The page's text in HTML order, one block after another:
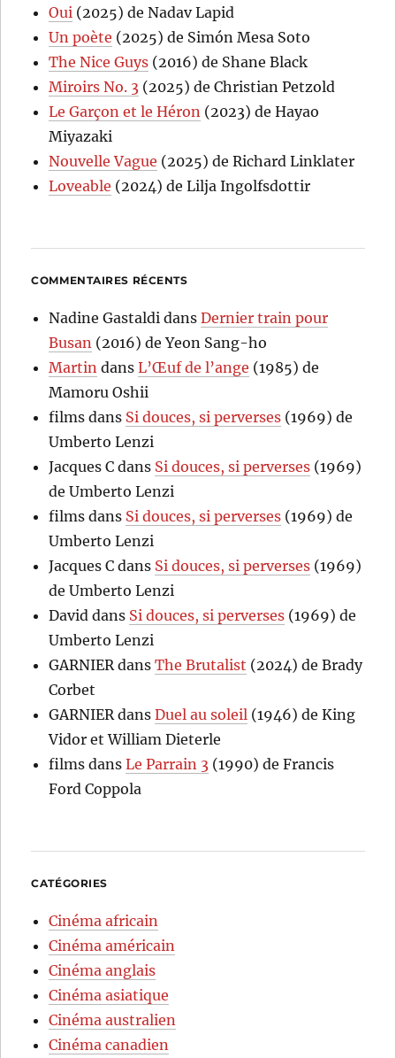
Oui (2025) de Nadav Lapid
Un poète (2025) de Simón Mesa Soto
The Nice Guys (2016) de Shane Black
Miroirs No. 3 (2025) de Christian Petzold
Le Garçon et le Héron (2023) de Hayao
Miyazaki
Nouvelle Vague (2025) de Richard Linklater
Loveable (2024) de Lilja Ingolfsdottir
COMMENTAIRES RÉCENTS
Nadine Gastaldi dansDernier train pour
Busan (2016) de Yeon Sang-ho
Martin dansL’Œuf de l’ange (1985) de
Mamoru Oshii
films dans Si douces, si perverses (1969) de
Umberto Lenzi
Jacques C dans Si douces, si perverses (1969)
de Umberto Lenzi
films dans Si douces, si perverses (1969) de
Umberto Lenzi
Jacques C dans Si douces, si perverses (1969)
de Umberto Lenzi
David dans Si douces, si perverses (1969) de
Umberto Lenzi
GARNIER dansThe Brutalist (2024) de Brady
Corbet
GARNIER dansDuel au soleil (1946) de King
Vidor et William Dieterle
films dansLe Parrain 3 (1990) de Francis
Ford Coppola
CATÉGORIES
Cinéma africain
Cinéma américain
Cinéma anglais
Cinéma asiatique
Cinéma australien
Cinéma canadien